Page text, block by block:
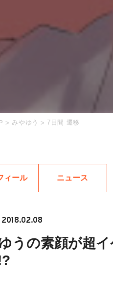
> みやゆう > 7日間 遷移
ィール ニュース
2018.02.08
うの素顔が超